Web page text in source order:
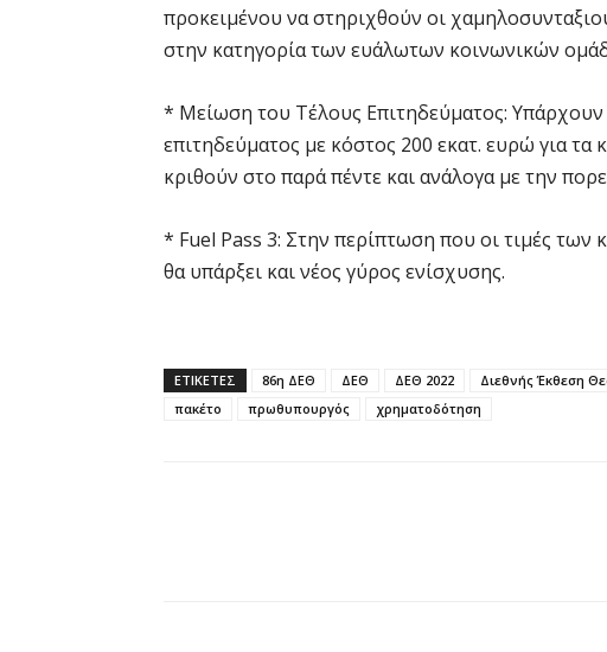
προκειμένου να στηριχθούν οι
στην κατηγορία των ευάλωτων κοινωνικών
* Μείωση του Τέλους Επιτηδεύματος: Υπάρχουν
επιτηδεύματος με κόστος 200 εκατ. ευρώ για τα
κριθούν στο παρά πέντε και ανάλογα με την
* Fuel Pass 3: Στην περίπτωση που οι τιμές
θα υπάρξει και νέος γύρος ενίσχυσης.
ΕΤΙΚΕΤΕΣ 86η ΔΕΘ ΔΕΘ ΔΕΘ 2022 Διεθνής Έκθεση
πακέτο
πρωθυπουργός χρηματοδότηση